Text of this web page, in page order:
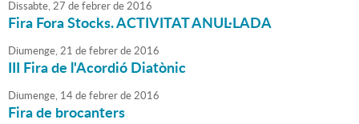
Dissabte,27 defebrerde2016
Fira Fora Stocks. ACTIVITAT ANUL·LADA
Diumenge,21 defebrerde2016
III Fira de l'Acordió Diatònic
Diumenge, 14defebrerde2016
Fira de brocanters